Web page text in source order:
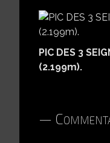
PIC DES 3
(2.199m).